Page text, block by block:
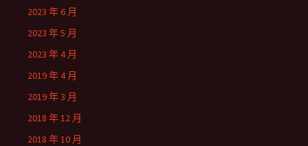
2023 年 6 月
2023 年 5 月
2023 年 4 月
2019 年 4 月
2019 年 3 月
2018 年 12 月
2018 年 10 月